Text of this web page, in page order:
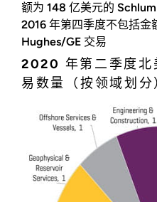
额为 148 亿美元的
2016 年第四季度不包括金
Hughes/GE 交易
2020 年第二季度北
易数量（按领域划分